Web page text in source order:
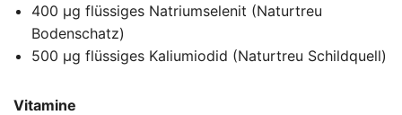
400 µg flüssiges Natriumselenit (Naturtreu
Bodenschatz)
500 µg flüssiges Kaliumiodid (Naturtreu Schildquell)
Vitamine